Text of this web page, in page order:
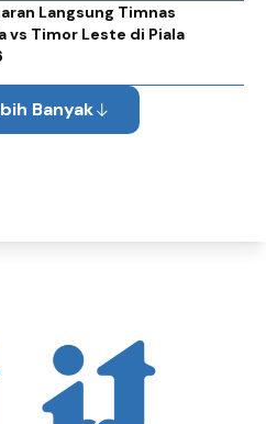
Langsung Timnas
vs Timor Leste di Piala
Banyak